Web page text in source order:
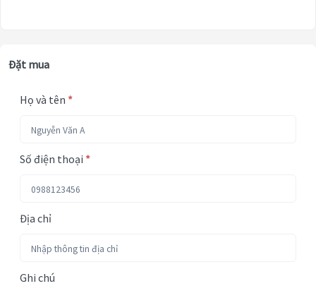
Đặt mua
Họ và tên *
Số điện thoại *
Địa chỉ
Ghi chú